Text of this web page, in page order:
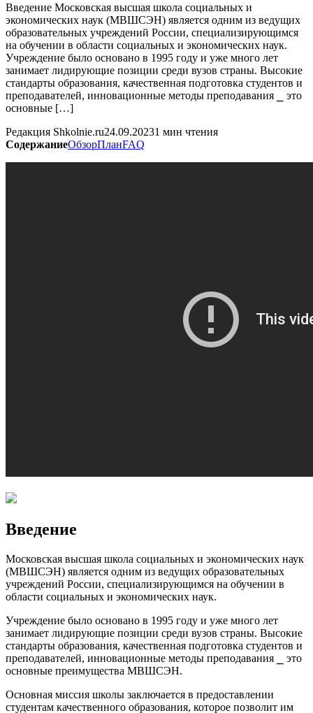
Введение Московская высшая школа социальных и
экономических наук (МВШСЭН) является одним из ведущих
образовательных учреждений России, специализирующимся
на обучении в области социальных и экономических наук.​
Учреждение было основано в 1995 году и уже много лет
занимает лидирующие позиции среди вузов страны.​ Высокие
стандарты образования, качественная подготовка студентов и
преподавателей, инновационные методы преподавания ⎯ это
основные […]
Редакция Shkolnie.ru24.09.20231 мин чтения
СодержаниеОбзорПланFAQ
Введение
Московская высшая школа социальных и экономических наук
(МВШСЭН) является одним из ведущих образовательных
учреждений России, специализирующимся на обучении в
области социальных и экономических наук.​
Учреждение было основано в 1995 году и уже много лет
занимает лидирующие позиции среди вузов страны.​ Высокие
стандарты образования, качественная подготовка студентов и
преподавателей, инновационные методы преподавания ⎯ это
основные преимущества МВШСЭН.
Основная миссия школы заключается в предоставлении
студентам качественного образования, которое позволит им